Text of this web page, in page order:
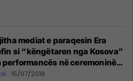
mediat e paraqesin Era
si “këngëtaren nga Kosova”
performancës në ceremoninë
të Botërorit
15/07/2018